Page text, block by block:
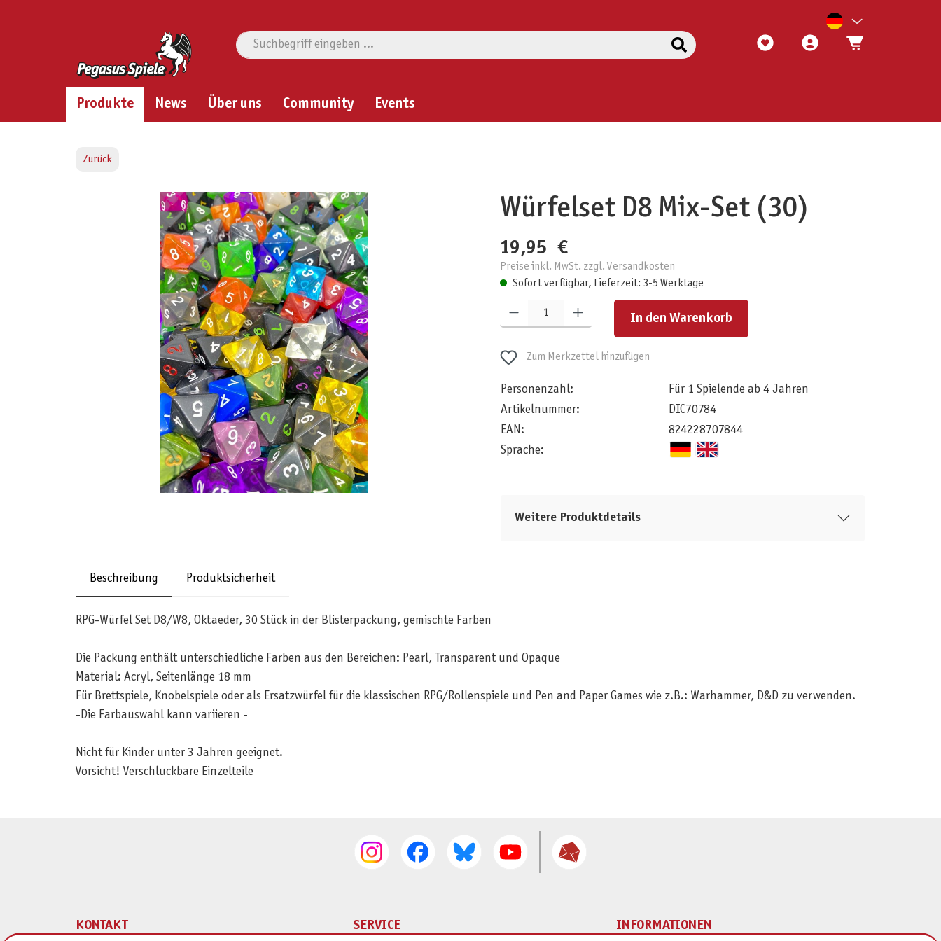
Produkte News Über uns Community Events
Zurück
Bildergalerie überspringen Würfelset D8 Mix-Set (30)
19,95 €
Preise inkl. MwSt. zzgl. Versandkosten
Sofort verfügbar, Lieferzeit: 3-5 Werktage
Produkt Anzahl: Gib den gewünschten Wert ein oder benutze die Schaltflächen um die Anzahl zu erhöhen oder zu reduzieren.
In den Warenkorb
Zum Merkzettel hinzufügen
Personenzahl:
Für 1 Spielende ab 4 Jahren
Artikelnummer:
DIC70784
EAN:
824228707844
Sprache:
Weitere Produktdetails
Beschreibung Produktsicherheit
RPG-Würfel Set D8/W8, Oktaeder, 30 Stück in der Blisterpackung, gemischte Farben
Die Packung enthält unterschiedliche Farben aus den Bereichen: Pearl, Transparent und Opaque
Material: Acryl, Seitenlänge 18 mm
Für Brettspiele, Knobelspiele oder als Ersatzwürfel für die klassischen RPG/Rollenspiele und Pen and Paper Games wie z.B.: Warhammer, D&D zu verwenden.
-Die Farbauswahl kann variieren -
Nicht für Kinder unter 3 Jahren geeignet.
Vorsicht! Verschluckbare Einzelteile
KONTAKT SERVICE INFORMATIONEN